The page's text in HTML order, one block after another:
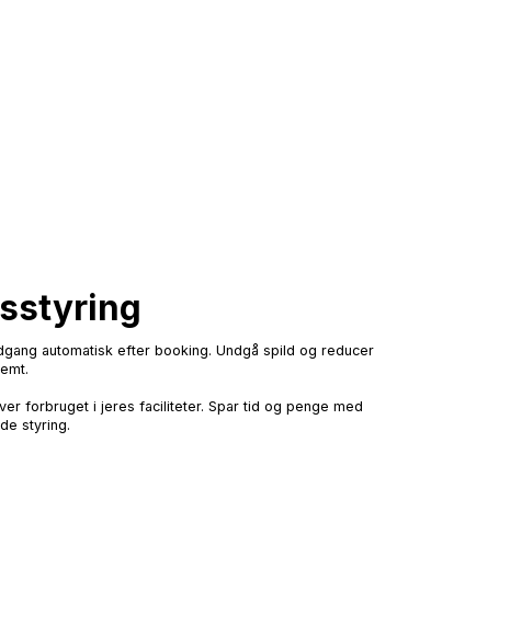
automatisk efter booking. Undgå spild og reducer
forbruget i jeres faciliteter. Spar tid og penge med
styring.